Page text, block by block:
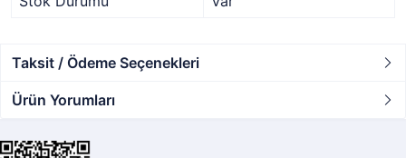
Taksit / Ödeme Seçenekleri
Ürün Yorumları